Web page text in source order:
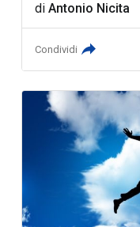
diAntonio Nicita
Condividi